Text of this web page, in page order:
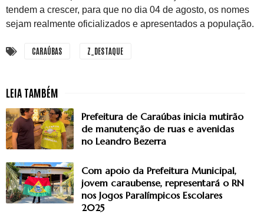
tendem a crescer, para que no dia 04 de agosto, os nomes
sejam realmente oficializados e apresentados a população.
CARAÚBAS Z_DESTAQUE
Prefeitura de Caraúbas inicia mutirão
de manutenção de ruas e avenidas
no Leandro Bezerra
Com apoio da Prefeitura Municipal,
jovem caraubense, representará o RN
nos Jogos Paralímpicos Escolares
2025